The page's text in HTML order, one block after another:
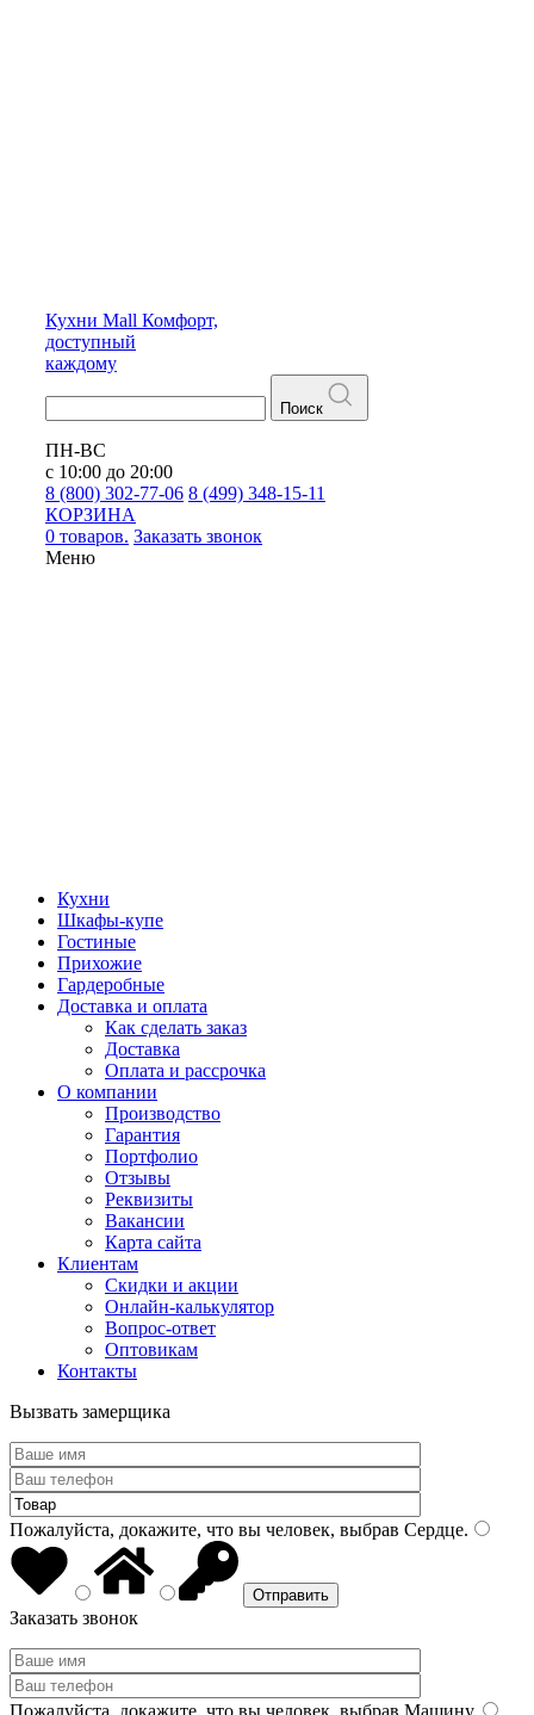
Кухни Mall Комфорт,
доступный
каждому
Поиск
ПН-ВС
с 10:00 до 20:00
8 (800) 302-77-06 8 (499) 348-15-11
КОРЗИНА
0 товаров. Заказать звонок
Меню
Кухни
Шкафы-купе
Гостиные
Прихожие
Гардеробные
Доставка и оплата
Как сделать заказ
Доставка
Оплата и рассрочка
О компании
Производство
Гарантия
Портфолио
Отзывы
Реквизиты
Вакансии
Карта сайта
Клиентам
Скидки и акции
Онлайн-калькулятор
Вопрос-ответ
Оптовикам
Контакты
Вызвать замерщика
Пожалуйста, докажите, что вы человек, выбрав Сердце.
Заказать звонок
Пожалуйста, докажите, что вы человек, выбрав Машину.